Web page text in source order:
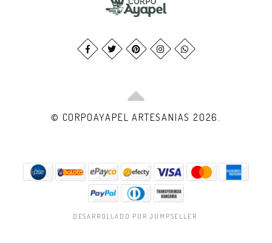
© CORPOAYAPEL ARTESANIAS 2026.
DESARROLLADO POR JUMPSELLER.